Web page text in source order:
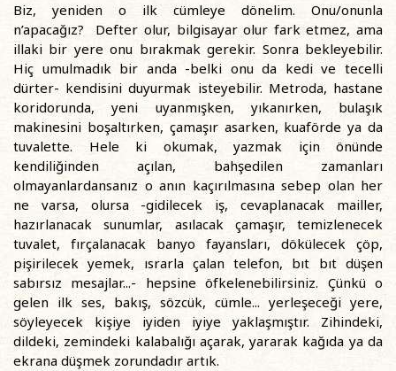
Biz, yeniden o ilk cümleye dönelim. Onu/onunla
n’apacağız? Defter olur, bilgisayar olur fark etmez, ama
illaki bir yere onu bırakmak gerekir. Sonra bekleyebilir.
Hiç umulmadık bir anda -belki onu da kedi ve tecelli
dürter- kendisini duyurmak isteyebilir. Metroda, hastane
koridorunda, yeni uyanmışken, yıkanırken, bulaşık
makinesini boşaltırken, çamaşır asarken, kuaförde ya da
tuvalette. Hele ki okumak, yazmak için önünde
kendiliğinden açılan, bahşedilen zamanları
olmayanlardansanız o anın kaçırılmasına sebep olan her
ne varsa, olursa -gidilecek iş, cevaplanacak mailler,
hazırlanacak sunumlar, asılacak çamaşır, temizlenecek
tuvalet, fırçalanacak banyo fayansları, dökülecek çöp,
pişirilecek yemek, ısrarla çalan telefon, bıt bıt düşen
sabırsız mesajlar...- hepsine öfkelenebilirsiniz. Çünkü o
gelen ilk ses, bakış, sözcük, cümle... yerleşeceği yere,
söyleyecek kişiye iyiden iyiye yaklaşmıştır. Zihindeki,
dildeki, zemindeki kalabalığı açarak, yararak kağıda ya da
ekrana düşmek zorundadır artık.